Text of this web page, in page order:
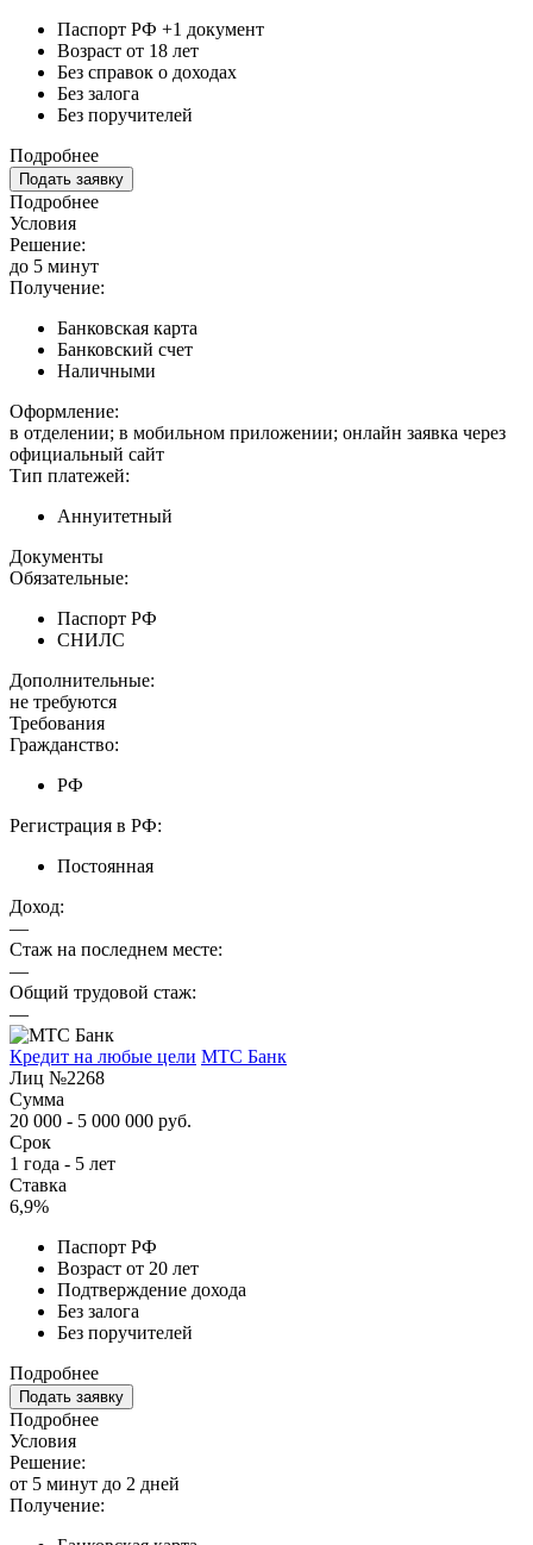
Паспорт РФ +1 документ
Возраст от 18 лет
Без справок о доходах
Без залога
Без поручителей
Подробнее
Подать заявку
Подробнее
Условия
Решение:
до 5 минут
Получение:
Банковская карта
Банковский счет
Наличными
Оформление:
в отделении; в мобильном приложении; онлайн заявка через
официальный сайт
Тип платежей:
Аннуитетный
Документы
Обязательные:
Паспорт РФ
СНИЛС
Дополнительные:
не требуются
Требования
Гражданство:
РФ
Регистрация в РФ:
Постоянная
Доход:
—
Стаж на последнем месте:
—
Общий трудовой стаж:
—
Кредит на любые цели МТС Банк
Лиц №2268
Сумма
20 000 - 5 000 000 руб.
Срок
1 года - 5 лет
Ставка
6,9%
Паспорт РФ
Возраст от 20 лет
Подтверждение дохода
Без залога
Без поручителей
Подробнее
Подать заявку
Подробнее
Условия
Решение:
от 5 минут до 2 дней
Получение: